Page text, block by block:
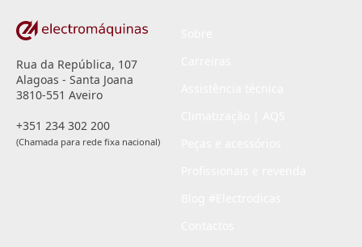
Rua da República, 107
Alagoas - Santa Joana
3810-551 Aveiro
+351 234 302 200
(Chamada para rede fixa nacional)